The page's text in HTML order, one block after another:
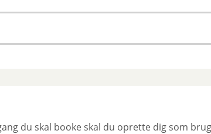
du skal booke skal du oprette dig som